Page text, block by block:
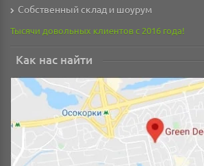
Собственный склад и шоурум
Тысячи довольных клиентов с 2016 года!
Как нас найти